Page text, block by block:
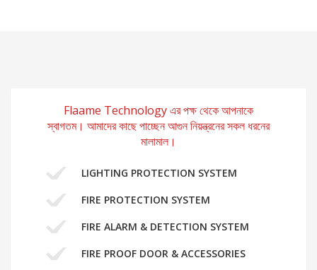
Flaame Technology এর পক্ষ থেকে আপনাকে
স্বাগতম। আমাদের কাছে পাচ্ছেন আগুন নিয়ন্ত্রনের সকল ধরনের
মালামাল।
LIGHTING PROTECTION SYSTEM
FIRE PROTECTION SYSTEM
FIRE ALARM & DETECTION SYSTEM
FIRE PROOF DOOR & ACCESSORIES